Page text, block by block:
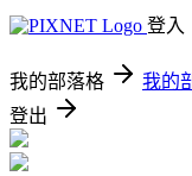
登入
我的部落格 我的
登出